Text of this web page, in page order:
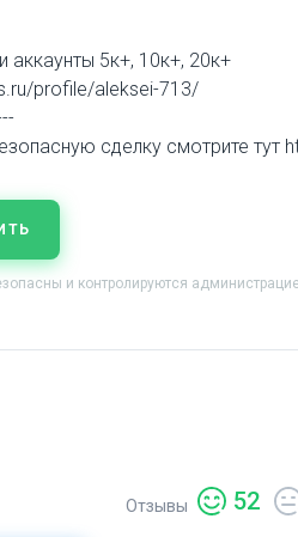
5к+, 10к+, 20к+
profile/aleksei-713/
сделку смотрите
и контролируются
Отзывы 52